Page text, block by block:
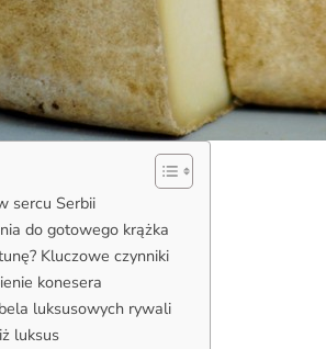
sercu Serbii
do gotowego krążka
Kluczowe czynniki
konesera
luksusowych rywali
luksus